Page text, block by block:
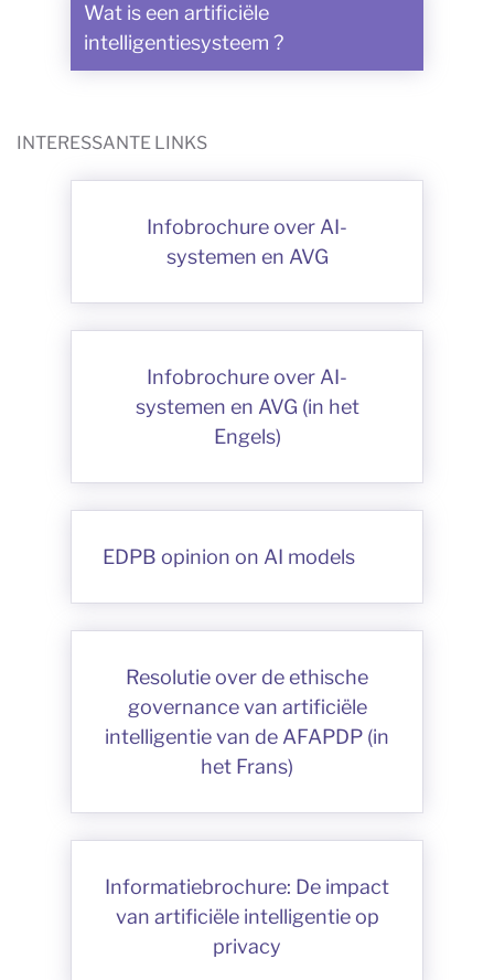
Wat is een artificiële
intelligentiesysteem ?
INTERESSANTE LINKS
Infobrochure over AI-
systemen en AVG
Infobrochure over AI-
systemen en AVG (in het
Engels)
EDPB opinion on AI models
Resolutie over de ethische
governance van artificiële
intelligentie van de AFAPDP (in
het Frans)
Informatiebrochure: De impact
van artificiële intelligentie op
privacy